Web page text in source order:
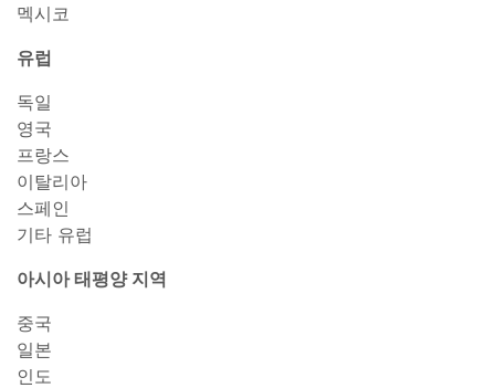
멕시코
유럽
독일
영국
프랑스
이탈리아
스페인
기타 유럽
아시아 태평양 지역
중국
일본
인도